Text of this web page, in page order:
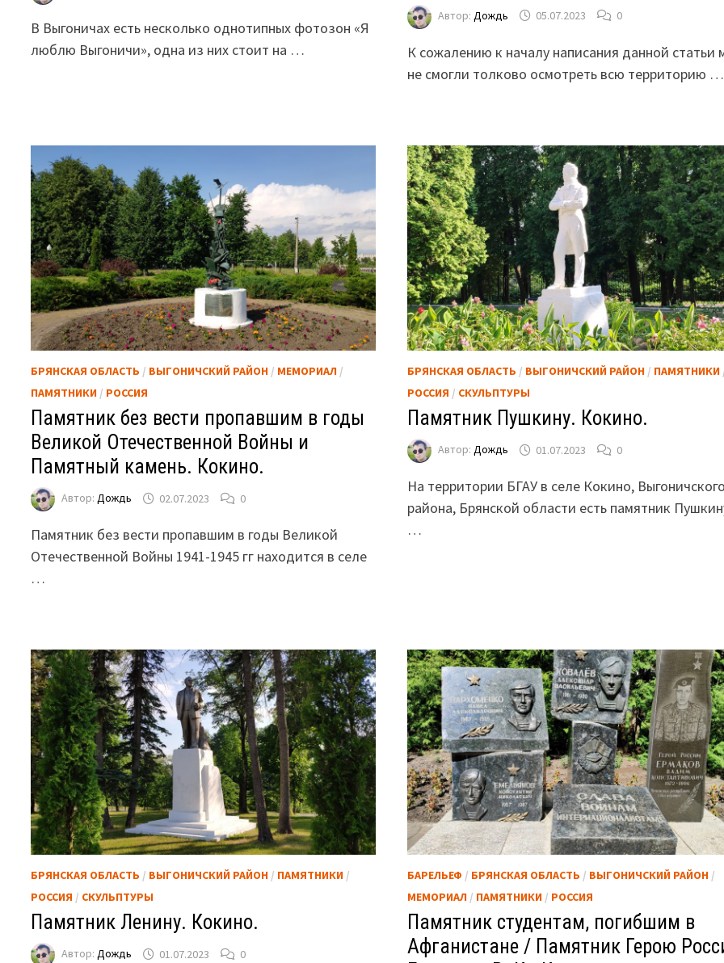
В Выгоничах есть несколько однотипных фотозон «Я
люблю Выгоничи», одна из них стоит на …
Автор: Дождь 05.07.2023 0
К сожалению к началу написания данной статьи
не смогли толково осмотреть всю территорию …
БРЯНСКАЯ ОБЛАСТЬ / ВЫГОНИЧСКИЙ РАЙОН / МЕМОРИАЛ /
ПАМЯТНИКИ / РОССИЯ
Памятник без вести пропавшим в годы
Великой Отечественной Войны и
Памятный камень. Кокино.
Автор:Дождь 02.07.2023 0
Памятник без вести пропавшим в годы Великой
Отечественной Войны 1941-1945 гг находится в селе
…
БРЯНСКАЯ ОБЛАСТЬ / ВЫГОНИЧСКИЙ РАЙОН/ ПАМЯТНИКИ
РОССИЯ / СКУЛЬПТУРЫ
Памятник Пушкину. Кокино.
Автор: Дождь 01.07.2023 0
На территории БГАУ в селе Кокино,
района, Брянской области есть памятник
…
БРЯНСКАЯ ОБЛАСТЬ / ВЫГОНИЧСКИЙ РАЙОН / ПАМЯТНИКИ /
РОССИЯ / СКУЛЬПТУРЫ
Памятник Ленину. Кокино.
Автор:Дождь 01.07.2023 0
БАРЕЛЬЕФ / БРЯНСКАЯ ОБЛАСТЬ / ВЫГОНИЧСКИЙ РАЙОН/
МЕМОРИАЛ/ ПАМЯТНИКИ/ РОССИЯ
Памятник студентам, погибшим в
Афганистане / Памятник Герою